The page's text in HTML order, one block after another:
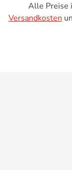
Alle Preise
Versandkosten